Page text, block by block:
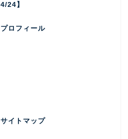
4/24】
プロフィール
サイトマップ